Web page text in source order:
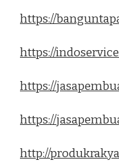
https://
https://
https://
https://
http://